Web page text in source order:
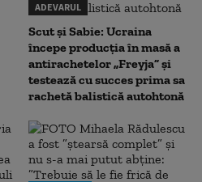
ADEVARUL
Scut și Sabie: Ucraina
începe producția în masă a
antirachetelor „Freyja” și
testează cu succes prima sa
rachetă balistică autohtonă